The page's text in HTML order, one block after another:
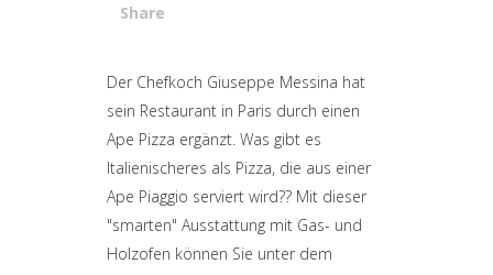
Share
Attiva comando
Der Chefkoch Giuseppe Messina hat
sein Restaurant in Paris durch einen
Ape Pizza ergänzt. Was gibt es
Italienischeres als Pizza, die aus einer
Ape Piaggio serviert wird?? Mit dieser
"smarten" Ausstattung mit Gas- und
Holzofen können Sie unter dem